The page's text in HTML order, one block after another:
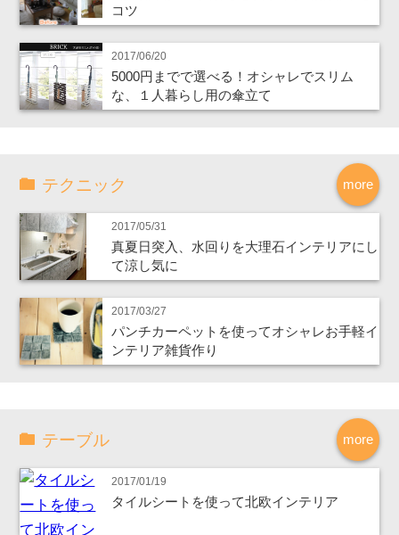
コツ
2017/06/20
5000円までで選べる！オシャレでスリム
な、１人暮らし用の傘立て
more
テクニック
2017/05/31
真夏日突入、水回りを大理石インテリアにし
て涼し気に
2017/03/27
パンチカーペットを使ってオシャレお手軽イ
ンテリア雑貨作り
more
テーブル
2017/01/19
タイルシートを使って北欧インテリア